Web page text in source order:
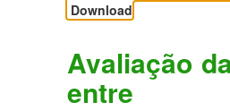
Download
Avaliação
entre